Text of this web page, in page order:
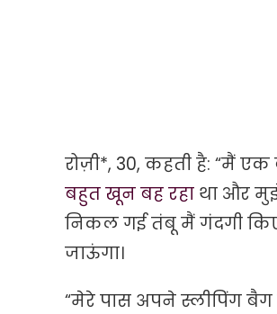
रोज़ी*, 30, कहती है: “मैं
बहुत खून बह रहा था और
निकल गई तंबू मैं गंदगी
जाऊंगा।
“मेरे पास अपने स्लीपिंग